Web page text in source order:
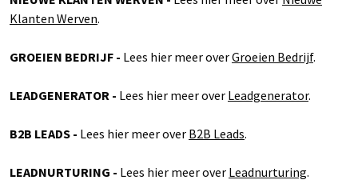
Klanten Werven.
GROEIEN BEDRIJF - Lees hier meer overGroeien Bedrijf.
LEADGENERATOR - Lees hier meer over Leadgenerator.
B2B LEADS - Lees hier meer over B2B Leads.
LEADNURTURING - Lees hier meer over Leadnurturing.